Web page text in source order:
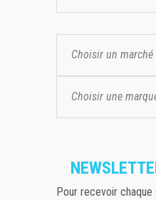
Choisir un marché
Choisir une
Pour recevoir chaque